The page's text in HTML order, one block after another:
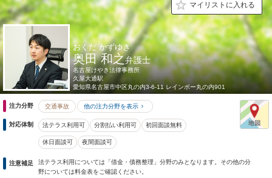
マイリストに入れる
おくだ かずゆき
奥田 和之弁護士
名古屋けやき法律事務所
久屋大通駅
愛知県名古屋市中区丸の内3-6-11 レインボー丸の内901
注力分野 交通事故 他の注力分野を表示
対応体制 法テラス利用可 分割払い利用可 初回面談無料
休日面談可 夜間面談可
注意補足
法テラス利用については「借金・債務整理」分野のみとなります。その他の分
野については料金表をご確認ください。